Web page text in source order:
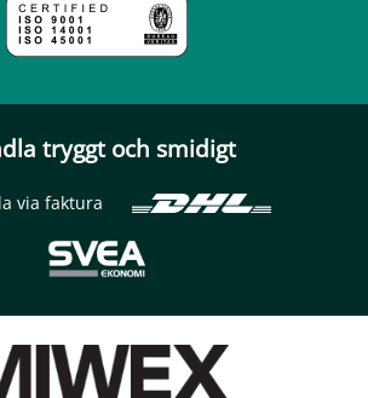
tryggt och smidigt
via faktura